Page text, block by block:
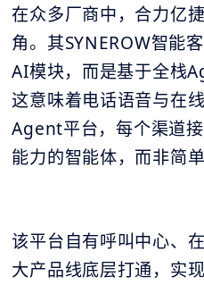
在众多厂商中，合力亿
角。其SYNEROW智能
AI模块，而是基于全栈
这意味着电话语音与在
Agent平台，每个渠道
能力的智能体，而非简
该平台自有呼叫中心、
大产品线底层打通，实